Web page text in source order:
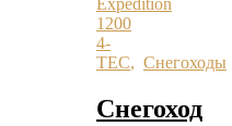
1200
4-
TEC, Снегоходы
Снегоход